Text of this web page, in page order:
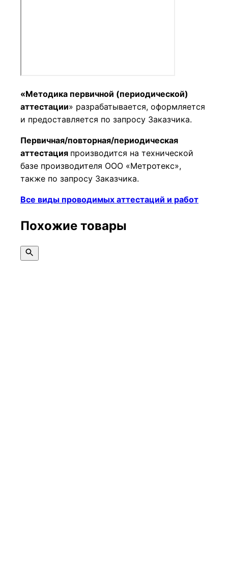
«Методика первичной (периодической)
аттестации» разрабатывается, оформляется
и предоставляется по запросу Заказчика.
Первичная/повторная/периодическая
аттестация производится на технической
базе производителя ООО «Метротекс»,
также по запросу Заказчика.
Все виды проводимых аттестаций и работ
Похожие товары